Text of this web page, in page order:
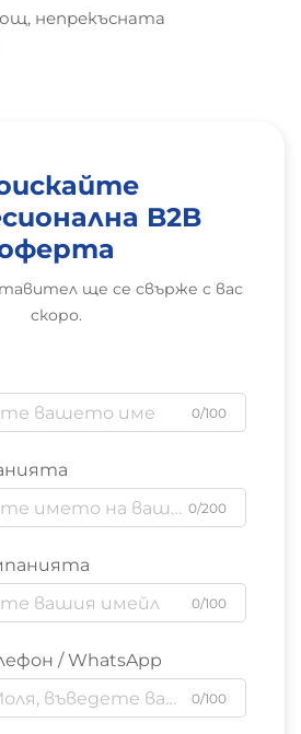
непрекъсната
B2B
ще се свърже с вас
скоро.
0/100
0/200
0/100
/ WhatsApp
0/100